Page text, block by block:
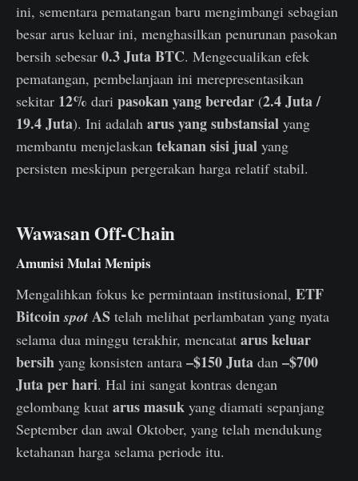
ini, sementara pematangan baru mengimbangi sebagian
besar arus keluar ini, menghasilkan penurunan pasokan
bersih sebesar 0.3 Juta BTC. Mengecualikan efek
pematangan, pembelanjaan ini merepresentasikan
sekitar 12% dari pasokan yang beredar (2.4 Juta /
19.4 Juta). Ini adalah arus yang substansial yang
membantu menjelaskan tekanan sisi jual yang
persisten meskipun pergerakan harga relatif stabil.
Wawasan Off-Chain
Amunisi Mulai Menipis
Mengalihkan fokus ke permintaan institusional, ETF
Bitcoinspot AS telah melihat perlambatan yang nyata
selama dua minggu terakhir, mencatat arus keluar
bersih yang konsisten antara –$150 Juta dan –$700
Juta per hari. Hal ini sangat kontras dengan
gelombang kuat arus masuk yang diamati sepanjang
September dan awal Oktober, yang telah mendukung
ketahanan harga selama periode itu.